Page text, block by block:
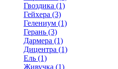
Гвоздика (1)
Гейхера (3)
Гелениум (1)
Герань (3)
Дармера (1)
Дицентра (1)
Ель (1)
Живучка (1)